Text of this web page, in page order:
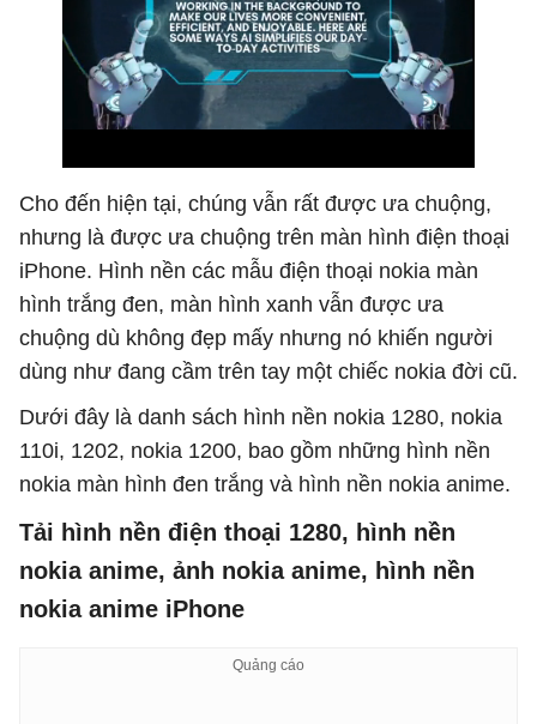
Cho đến hiện tại, chúng vẫn rất được ưa chuộng,
nhưng là được ưa chuộng trên màn hình điện thoại
iPhone. Hình nền các mẫu điện thoại nokia màn
hình trắng đen, màn hình xanh vẫn được ưa
chuộng dù không đẹp mấy nhưng nó khiến người
dùng như đang cầm trên tay một chiếc nokia đời cũ.
Dưới đây là danh sách hình nền nokia 1280, nokia
110i, 1202, nokia 1200, bao gồm những hình nền
nokia màn hình đen trắng và hình nền nokia anime.
Tải hình nền điện thoại 1280, hình nền
nokia anime, ảnh nokia anime, hình nền
nokia anime iPhone